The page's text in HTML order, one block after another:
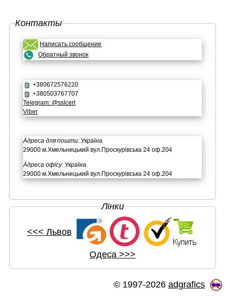
Контакты
Написать сообщение
Обратный звонок
+380672576220
+380503767707
Telegram: @sslcert
Viber
Адреса для пошти: Україна
29000 м.Хмельницький вул.Проскурівська 24 оф.204
Адреса офісу: Україна
29000 м.Хмельницький вул.Проскурівська 24 оф.204
Лінки
<<< Львов
Одеса >>>
© 1997-2026 adgrafics